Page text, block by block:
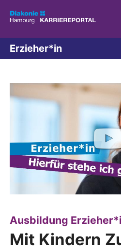
Erzieher*in
Ausbildung
Mit Kindern